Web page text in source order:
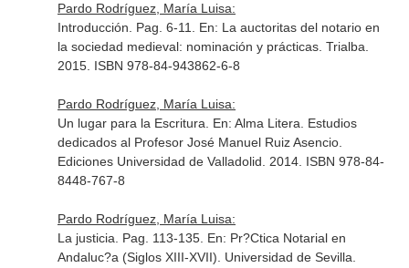
Pardo Rodríguez, María Luisa:
Introducción. Pag. 6-11. En: La auctoritas del notario en
la sociedad medieval: nominación y prácticas. Trialba.
2015. ISBN 978-84-943862-6-8
Pardo Rodríguez, María Luisa:
Un lugar para la Escritura. En: Alma Litera. Estudios
dedicados al Profesor José Manuel Ruiz Asencio.
Ediciones Universidad de Valladolid. 2014. ISBN 978-84-
8448-767-8
Pardo Rodríguez, María Luisa:
La justicia. Pag. 113-135. En: Pr?Ctica Notarial en
Andaluc?a (Siglos XIII-XVII) . Universidad de Sevilla.